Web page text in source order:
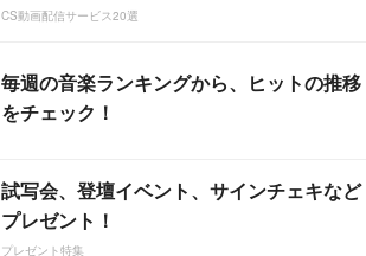
CS動画配信サービス20選
毎週の音楽ランキングから、ヒットの推移
をチェック！
試写会、登壇イベント、サインチェキなど
プレゼント！
プレゼント特集